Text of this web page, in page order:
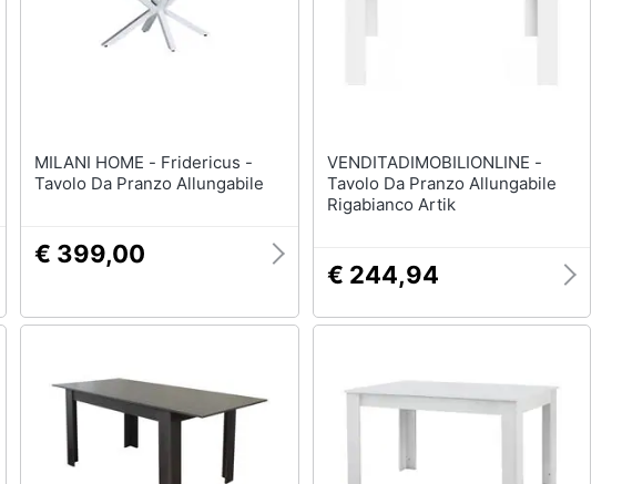
MILANI HOME - Fridericus -
Tavolo Da Pranzo Allungabile
€ 399,00
VENDITADIMOBILIONLINE -
Tavolo Da Pranzo Allungabile
Rigabianco Artik
€ 244,94